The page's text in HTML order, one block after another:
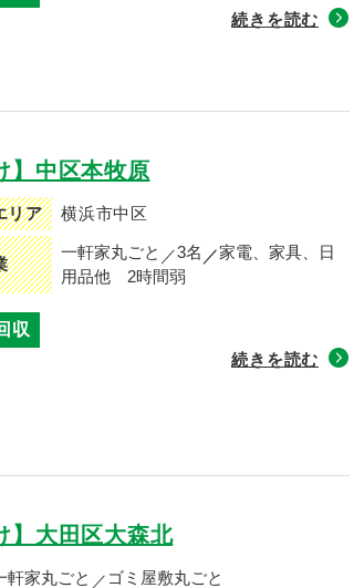
続きを読む
】中区本牧原
リア 横浜市中区
一軒家丸ごと 3名
家電、家具、日
用品他
2時間弱
収
続きを読む
】大田区大森北
軒家丸ごと ゴミ屋敷丸ごと